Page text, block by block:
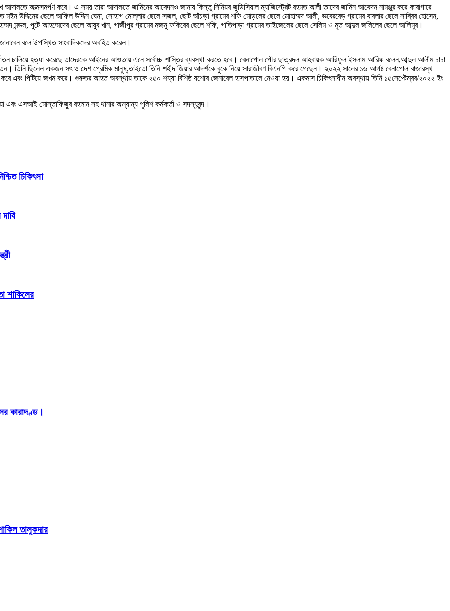
আত্মসমর্পণ করে। এ সময় তারা আদালতে জামিনের আবেদনও জানায় কিন্তু সিনিয়র জুডিসিয়াল ম্যাজিস্ট্রেট রহমত আলী তাদের জামিন আবেদন নামঞ্জুর করে কারাগারে
মইন উদ্দিনের ছেলে আফিল উদ্দিন ঘেনা, সোহাগ মোল্লার ছেলে সজল, ছোট আঁচড়া গ্রামের শফি মোড়লের ছেলে মোহাম্মদ আলী, ভবেরবেড় গ্রামের বাবলার ছেলে সাব্বির হোসেন,
মন্ডল, পুটে আহম্মেদের ছেলে আয়ুব খান, গাজীপুর গ্রামের মজনু ফকিরের ছেলে শফি, গাতিপাড়া গ্রামের তাইজেলের ছেলে সেলিম ও মৃত আব্দুল জলিলের ছেলে আলিমুর।
বলে উপস্থিত সাংবাদিকদের অবহিত করেন।
চালিয়ে হত্যা করেছে তাদেরকে আইনের আওতায় এনে সর্বোচ্চ শাস্তির ব্যবস্থা করতে হবে। বেনাপোল পৌর ছাত্রদল আহবায়ক আরিফুল ইসলাম আরিফ বলেন,আব্দুল আলীম চাচা
তিনি ছিলেন একজন সৎ ও দেশ প্রেমিক মানুষ্,তাইতো তিনি শহীদ জিয়ার আদর্শকে বুকে নিয়ে সারাজীবণ বিএনপি করে গেছেন। ২০২২ সালের ১৬ আগষ্ট বেনাপোল বাজারস্থ
করে এবং পিটিয়ে জখম করে। গুরুতর আহত অবস্থায় তাকে ২৫০ শয্যা বিশিষ্ঠ যশোর জেনারেল হাসপাতালে নেওয়া হয়। একমাস চিকিৎসাধীন অবস্থায় তিনি ১৫সেপ্টেম্বর/২০২২ ইং
এবং এসআই মোস্তাফিজুর রহমান সহ থানার অন্যান্য পুলিশ কর্মকর্তা ও সদস্যবৃন্দ।
চিকিৎসা
শাকিলের
কারাদণ্ড।
তালুকদার